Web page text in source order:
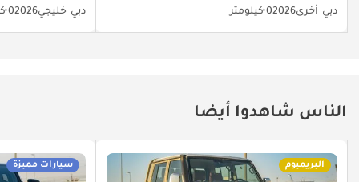
دبي أخرى20260 كيلومتر دبي خليجي20260 كيلومتر
الناس شاهدوا أيضا
البريميوم سيارات مميزة